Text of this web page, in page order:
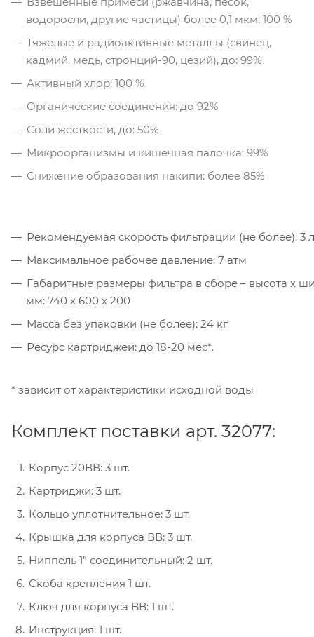
водоросли, другие частицы) более 0,1 мкм: 100 %
Тяжелые и радиоактивные металлы (свинец,
кадмий, медь, стронций-90, цезий), до: 99%
Активный хлор: 100 %
Органические соединения: до 92%
Соли жесткости, до: 50%
Микроорганизмы и кишечная палочка: 99%
Снижение образования накипи: более 85%
Рекомендуемая скорость фильтрации (не более): 3
Максимальное рабочее давление: 7 атм
Габаритные размеры фильтра в сборе – высота х
мм: 740 х 600 х 200
Масса без упаковки (не более): 24 кг
Ресурс картриджей: до 18-20 мес*.
* зависит от характеристики исходной воды
Комплект поставки арт. 32077:
Корпус 20ВВ: 3 шт.
Картриджи: 3 шт.
Кольцо уплотнительное: 3 шт.
Крышка для корпуса ВВ: 3 шт.
Ниппель 1” соединительный: 2 шт.
Скоба крепления 1 шт.
Ключ для корпуса BB: 1 шт.
Инструкция: 1 шт.